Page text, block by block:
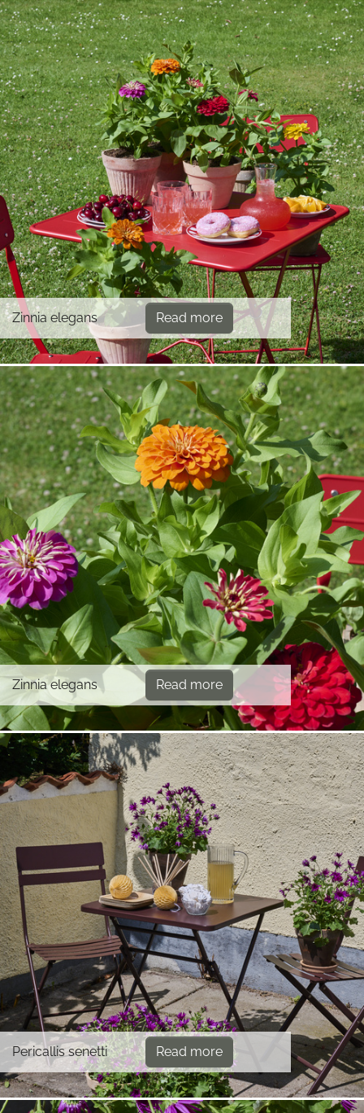
Zinnia elegans Read more
Zinnia elegans Read more
Pericallis senetti Read more